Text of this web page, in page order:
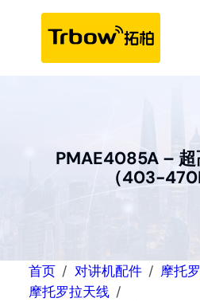
PMAE4085A –
（403-
首页 对讲机配件
摩托
摩托罗拉天线